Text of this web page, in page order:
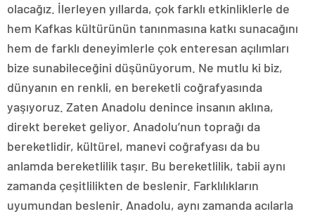
olacağız. İlerleyen yıllarda, çok farklı etkinliklerle de
hem Kafkas kültürünün tanınmasına katkı sunacağını
hem de farklı deneyimlerle çok enteresan açılımları
bize sunabileceğini düşünüyorum. Ne mutlu ki biz,
dünyanın en renkli, en bereketli coğrafyasında
yaşıyoruz. Zaten Anadolu denince insanın aklına,
direkt bereket geliyor. Anadolu’nun toprağı da
bereketlidir, kültürel, manevi coğrafyası da bu
anlamda bereketlilik taşır. Bu bereketlilik, tabii aynı
zamanda çeşitlilikten de beslenir. Farklılıkların
uyumundan beslenir. Anadolu, aynı zamanda acılarla